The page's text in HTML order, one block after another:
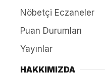
Nöbetçi Eczaneler
Puan Durumları
Yayınlar
HAKKIMIZDA